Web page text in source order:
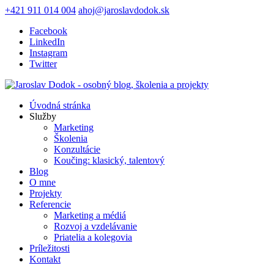
+421 911 014 004 ahoj@jaroslavdodok.sk
Facebook
LinkedIn
Instagram
Twitter
Úvodná stránka
Služby
Marketing
Školenia
Konzultácie
Koučing: klasický, talentový
Blog
O mne
Projekty
Referencie
Marketing a médiá
Rozvoj a vzdelávanie
Priatelia a kolegovia
Príležitosti
Kontakt